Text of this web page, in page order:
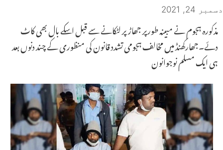
دسمبر 24, 2021
مذکورہ ہجوم نے مبینہ طورپر جھاڑ پر لٹکانے سے قبل اسکے بال بھی کاٹ
دئے۔جھارکھنڈ میں مخالف ہجومی تشدد قانون کی منظوری کے چند دنوں بعد
ہی ایک مسلم نوجوانون